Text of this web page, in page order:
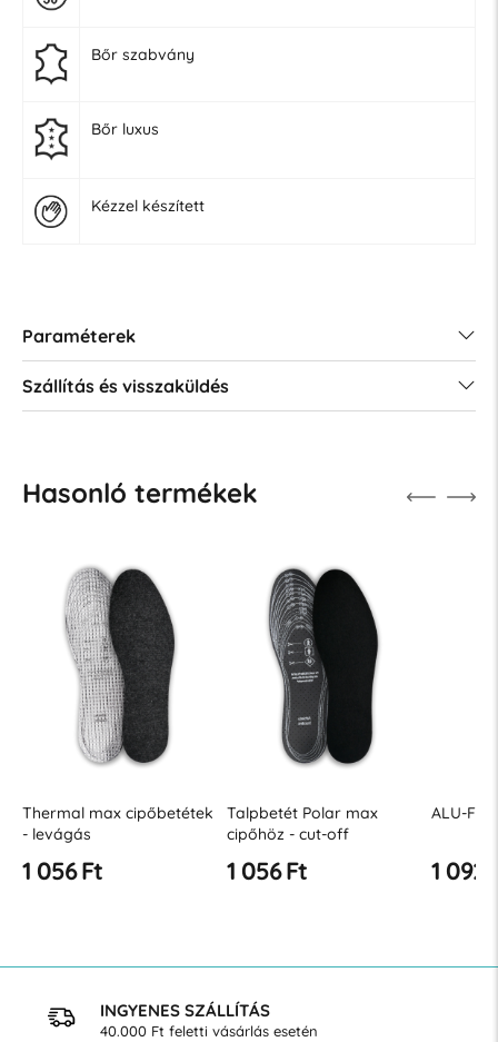
Bőr szabvány
Bőr luxus
Kézzel készített
Paraméterek
Szállítás és visszaküldés
Hasonló termékek
Thermal max cipőbetétek
- levágás
1 056 Ft
Talpbetét Polar max
cipőhöz - cut-off
1 056 Ft
ALU-
1 092
INGYENES SZÁLLÍTÁS
40.000 Ft feletti vásárlás esetén